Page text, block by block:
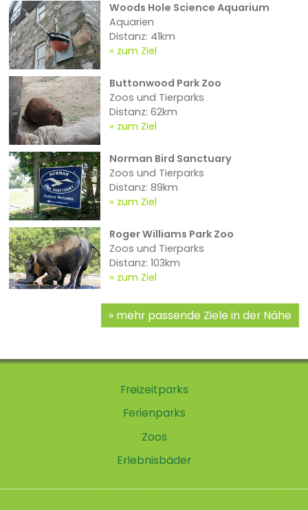
Woods Hole Science Aquarium
Aquarien
Distanz: 41km
zum Ziel
Buttonwood Park Zoo
Zoos und Tierparks
Distanz: 62km
zum Ziel
Norman Bird Sanctuary
Zoos und Tierparks
Distanz: 89km
zum Ziel
Roger Williams Park Zoo
Zoos und Tierparks
Distanz: 103km
zum Ziel
mehr passende Ziele in der Nähe
Freizeitparks
Ferienparks
Zoos
Erlebnisbäder